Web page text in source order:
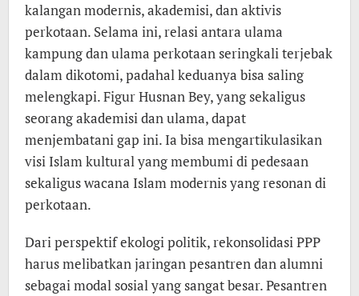
kalangan modernis, akademisi, dan aktivis
perkotaan. Selama ini, relasi antara ulama
kampung dan ulama perkotaan seringkali terjebak
dalam dikotomi, padahal keduanya bisa saling
melengkapi. Figur Husnan Bey, yang sekaligus
seorang akademisi dan ulama, dapat
menjembatani gap ini. Ia bisa mengartikulasikan
visi Islam kultural yang membumi di pedesaan
sekaligus wacana Islam modernis yang resonan di
perkotaan.
Dari perspektif ekologi politik, rekonsolidasi PPP
harus melibatkan jaringan pesantren dan alumni
sebagai modal sosial yang sangat besar. Pesantren